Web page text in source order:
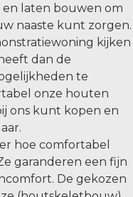
laten bouwen om
naaste kunt zorgen.
kijken
dan de
te
onze houten
ons kunt kopen en
hoe comfortabel
garanderen een fijn
De gekozen